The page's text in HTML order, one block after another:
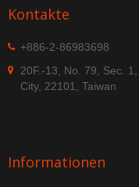
Kontakte
+886-2-86983698
20F.-13, No. 79, Sec.
City, 22101, Taiwan
Informationen